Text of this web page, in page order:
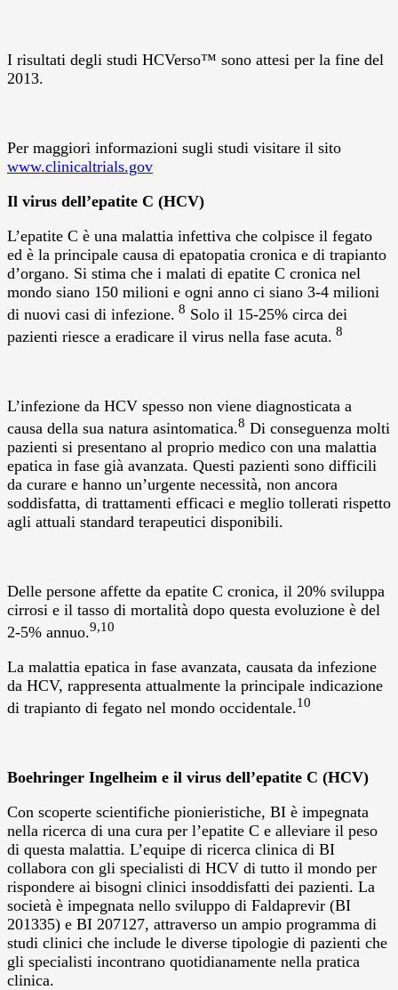
I risultati degli studi HCVerso™ sono attesi per la fine del
2013.
Per maggiori informazioni sugli studi visitare il sito
www.clinicaltrials.gov
Il virus dell’epatite C (HCV)
L’epatite C è una malattia infettiva che colpisce il fegato
ed è la principale causa di epatopatia cronica e di trapianto
d’organo. Si stima che i malati di epatite C cronica nel
mondo siano 150 milioni e ogni anno ci siano 3-4 milioni
di nuovi casi di infezione. 8 Solo il 15-25% circa dei
pazienti riesce a eradicare il virus nella fase acuta. 8
L’infezione da HCV spesso non viene diagnosticata a
causa della sua natura asintomatica.8 Di conseguenza molti
pazienti si presentano al proprio medico con una malattia
epatica in fase già avanzata. Questi pazienti sono difficili
da curare e hanno un’urgente necessità, non ancora
soddisfatta, di trattamenti efficaci e meglio tollerati rispetto
agli attuali standard terapeutici disponibili.
Delle persone affette da epatite C cronica, il 20% sviluppa
cirrosi e il tasso di mortalità dopo questa evoluzione è del
2-5% annuo.9,10
La malattia epatica in fase avanzata, causata da infezione
da HCV, rappresenta attualmente la principale indicazione
di trapianto di fegato nel mondo occidentale.10
Boehringer Ingelheim e il virus dell’epatite C (HCV)
Con scoperte scientifiche pionieristiche, BI è impegnata
nella ricerca di una cura per l’epatite C e alleviare il peso
di questa malattia. L’equipe di ricerca clinica di BI
collabora con gli specialisti di HCV di tutto il mondo per
rispondere ai bisogni clinici insoddisfatti dei pazienti. La
società è impegnata nello sviluppo di Faldaprevir (BI
201335) e BI 207127, attraverso un ampio programma di
studi clinici che include le diverse tipologie di pazienti che
gli specialisti incontrano quotidianamente nella pratica
clinica.